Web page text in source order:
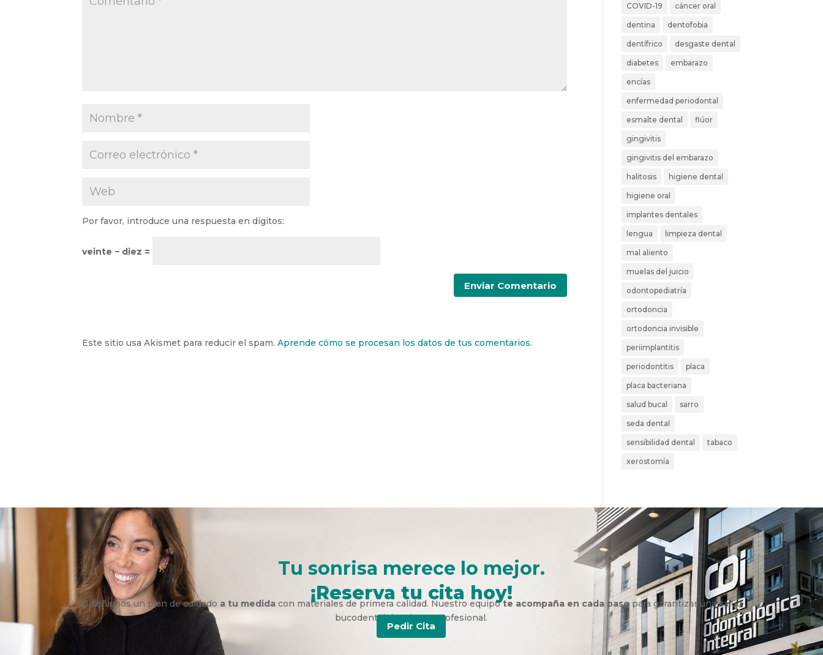
Por favor, introduce una respuesta en dígitos:
veinte − diez =
Este sitio usa Akismet para reducir el spam.Aprende cómo se procesan los datos de tus comentarios.
COVID-19 cáncer oral
dentina dentofobia
dentífrico desgaste dental
diabetes embarazo
encías
enfermedad periodontal
esmalte dental flúor
gingivitis
gingivitis del embarazo
halitosis higiene dental
higiene oral
implantes dentales
lengua limpieza dental
mal aliento
muelas del juicio
odontopediatría
ortodoncia
ortodoncia invisible
periimplantitis
periodontitis placa
placa bacteriana
salud bucal sarro
seda dental
sensibilidad dental tabaco
xerostomía
Tu sonrisa merece lo mejor.
¡Reserva tu cita hoy!
Diseñamos un plan de cuidado a tu medidacon materiales de primera calidad. Nuestro equipote acompaña en cada pasopara garantizar una salud
bucodental duradera y profesional.
Pedir Cita